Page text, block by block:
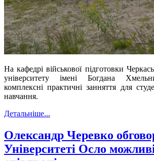
На кафедрі військової підготовки
університету імені Богдана
комплексні практичні занняття для
навчання.
Детальніше...
Олександр Черевко
Університеті Осло